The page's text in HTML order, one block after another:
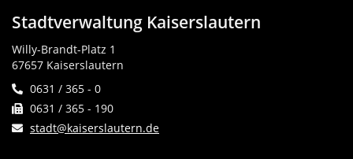
Stadtverwaltung Kaiserslautern
Willy-Brandt-Platz 1
67657 Kaiserslautern
0631 / 365 - 0
0631 / 365 - 190
stadt@kaiserslautern.de